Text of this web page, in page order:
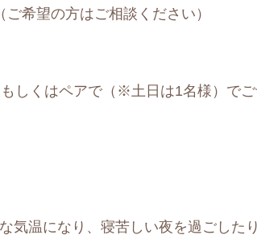
希望の方はご相談ください）
しくはペアで（※土日は1名様）でご
気温になり、寝苦しい夜を過ごしたり